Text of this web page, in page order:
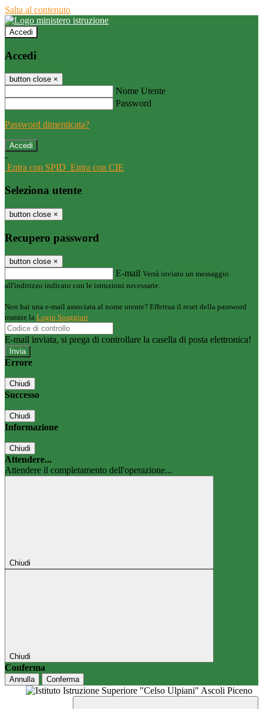
Salta al contenuto
Accedi
Accedi
button close ×
Nome Utente
Password
Password dimenticata?
-
Entra con SPID Entra con CIE
Seleziona utente
button close ×
Recupero password
button close ×
E-mail Verrà inviato un messaggio
all'indirizzo indicato con le istruzioni necessarie.
Non hai una e-mail associata al nome utente? Effettua il reset della password
tramite la Login Spaggiari
E-mail inviata, si prega di controllare la casella di posta elettronica!
Errore
Chiudi
Successo
Chiudi
Informazione
Chiudi
Attendere...
Attendere il completamento dell'operazione...
Chiudi
Chiudi
Conferma
Annulla Conferma